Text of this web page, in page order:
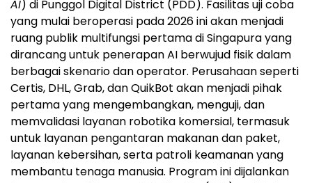
AI) di Punggol Digital District (PDD). Fasilitas uji coba
yang mulai beroperasi pada 2026 ini akan menjadi
ruang publik multifungsi pertama di Singapura yang
dirancang untuk penerapan AI berwujud fisik dalam
berbagai skenario dan operator. Perusahaan seperti
Certis, DHL, Grab, dan QuikBot akan menjadi pihak
pertama yang mengembangkan, menguji, dan
memvalidasi layanan robotika komersial, termasuk
untuk layanan pengantaran makanan dan paket,
layanan kebersihan, serta patroli keamanan yang
membantu tenaga manusia. Program ini dijalankan